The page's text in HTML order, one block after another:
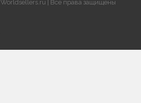
| Все права защищены